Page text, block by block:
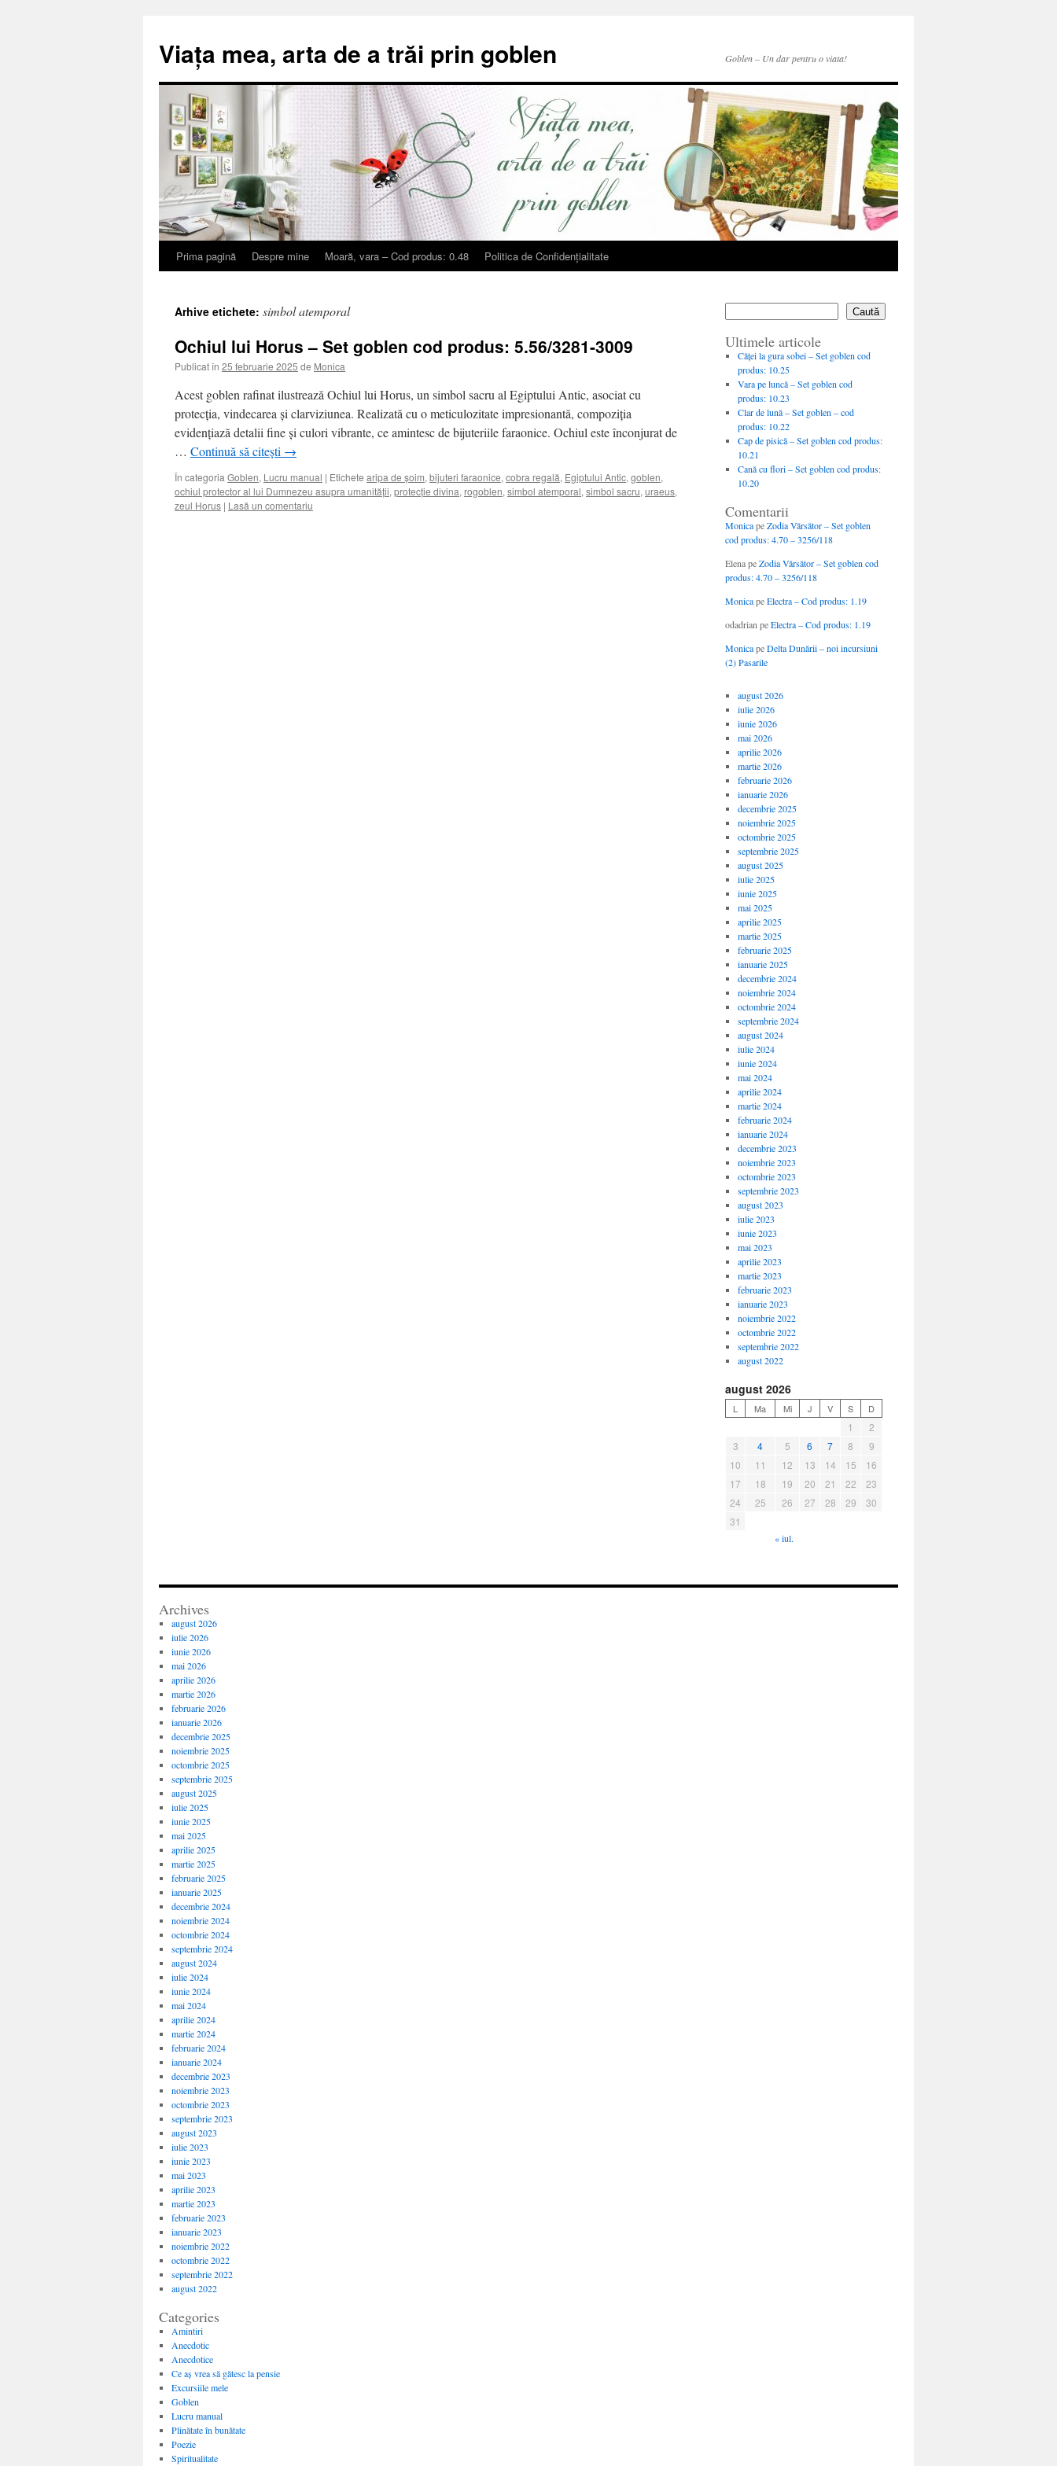
Viața mea, arta de a trăi prin goblen Goblen – Un dar pentru o viata!
Sari
conținut
Prima pagină Despre mine Moară, vara – Cod produs: 0.48 Politica de Confidențialitate
Arhive etichete: simbol atemporal
Ochiul lui Horus – Set goblen cod produs: 5.56/3281-3009
Publicat în 25 februarie 2025 de Monica
Acest goblen rafinat ilustrează Ochiul lui Horus, un simbol sacru al Egiptului Antic, asociat cu
protecția, vindecarea și clarviziunea. Realizată cu o meticulozitate impresionantă, compoziția
evidențiază detalii fine și culori vibrante, ce amintesc de bijuteriile faraonice. Ochiul este înconjurat de
… Continuă să citești →
În categoria Goblen, Lucru manual | Etichete aripa de șoim, bijuteri faraonice, cobra regală, Egiptului Antic, goblen,
ochiul protector al lui Dumnezeu asupra umanității, protecție divina, rogoblen, simbol atemporal, simbol sacru, uraeus,
zeul Horus | Lasă un comentariu
Caută
Ultimele articole
Căţei la gura sobei – Set goblen cod
produs: 10.25
Vara pe luncă – Set goblen cod
produs: 10.23
Clar de lună – Set goblen – cod
produs: 10.22
Cap de pisică – Set goblen cod produs:
10.21
Cană cu flori – Set goblen cod produs:
10.20
Comentarii
MonicapeZodia Vărsător – Set goblen
cod produs: 4.70 – 3256/118
ElenapeZodia Vărsător – Set goblen cod
produs: 4.70 – 3256/118
MonicapeElectra – Cod produs: 1.19
odadrian peElectra – Cod produs: 1.19
MonicapeDelta Dunării – noi incursiuni
(2) Pasarile
august 2026
iulie 2026
iunie 2026
mai 2026
aprilie 2026
martie 2026
februarie 2026
ianuarie 2026
decembrie 2025
noiembrie 2025
octombrie 2025
septembrie 2025
august 2025
iulie 2025
iunie 2025
mai 2025
aprilie 2025
martie 2025
februarie 2025
ianuarie 2025
decembrie 2024
noiembrie 2024
octombrie 2024
septembrie 2024
august 2024
iulie 2024
iunie 2024
mai 2024
aprilie 2024
martie 2024
februarie 2024
ianuarie 2024
decembrie 2023
noiembrie 2023
octombrie 2023
septembrie 2023
august 2023
iulie 2023
iunie 2023
mai 2023
aprilie 2023
martie 2023
februarie 2023
ianuarie 2023
noiembrie 2022
octombrie 2022
septembrie 2022
august 2022
august 2026
L Ma Mi J V S D
1
2
3
4 5 6 7 8
9
10
11 12 13 14 15
16
17
18 19 20 21 22
23
24
25 26 27 28 29
30
31
« iul.
Archives
august 2026
iulie 2026
iunie 2026
mai 2026
aprilie 2026
martie 2026
februarie 2026
ianuarie 2026
decembrie 2025
noiembrie 2025
octombrie 2025
septembrie 2025
august 2025
iulie 2025
iunie 2025
mai 2025
aprilie 2025
martie 2025
februarie 2025
ianuarie 2025
decembrie 2024
noiembrie 2024
octombrie 2024
septembrie 2024
august 2024
iulie 2024
iunie 2024
mai 2024
aprilie 2024
martie 2024
februarie 2024
ianuarie 2024
decembrie 2023
noiembrie 2023
octombrie 2023
septembrie 2023
august 2023
iulie 2023
iunie 2023
mai 2023
aprilie 2023
martie 2023
februarie 2023
ianuarie 2023
noiembrie 2022
octombrie 2022
septembrie 2022
august 2022
Categories
Amintiri
Anecdotic
Anecdotice
Ce aș vrea să gătesc la pensie
Excursiile mele
Goblen
Lucru manual
Plinătate în bunătate
Poezie
Spiritualitate